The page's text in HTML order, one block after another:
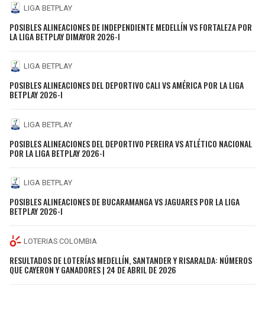
LIGA BETPLAY
POSIBLES ALINEACIONES DE INDEPENDIENTE MEDELLÍN VS FORTALEZA POR
LA LIGA BETPLAY DIMAYOR 2026-I
LIGA BETPLAY
POSIBLES ALINEACIONES DEL DEPORTIVO CALI VS AMÉRICA POR LA LIGA
BETPLAY 2026-I
LIGA BETPLAY
POSIBLES ALINEACIONES DEL DEPORTIVO PEREIRA VS ATLÉTICO NACIONAL
POR LA LIGA BETPLAY 2026-I
LIGA BETPLAY
POSIBLES ALINEACIONES DE BUCARAMANGA VS JAGUARES POR LA LIGA
BETPLAY 2026-I
LOTERIAS COLOMBIA
RESULTADOS DE LOTERÍAS MEDELLÍN, SANTANDER Y RISARALDA: NÚMEROS
QUE CAYERON Y GANADORES | 24 DE ABRIL DE 2026